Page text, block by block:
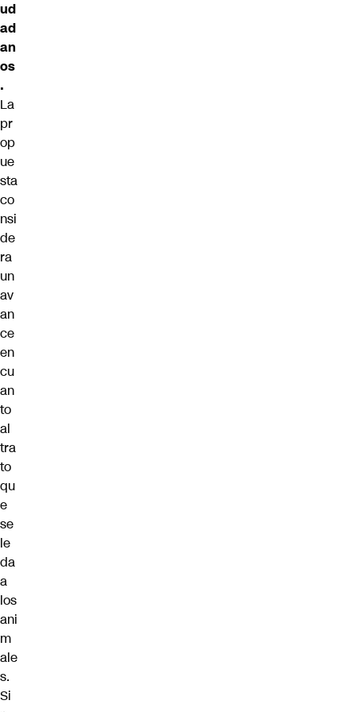
ud
ad
an
os
.
La
pr
op
ue
sta
co
nsi
de
ra
un
av
an
ce
en
cu
an
to
al
tra
to
qu
e
se
le
da
a
los
ani
m
ale
s.
Si